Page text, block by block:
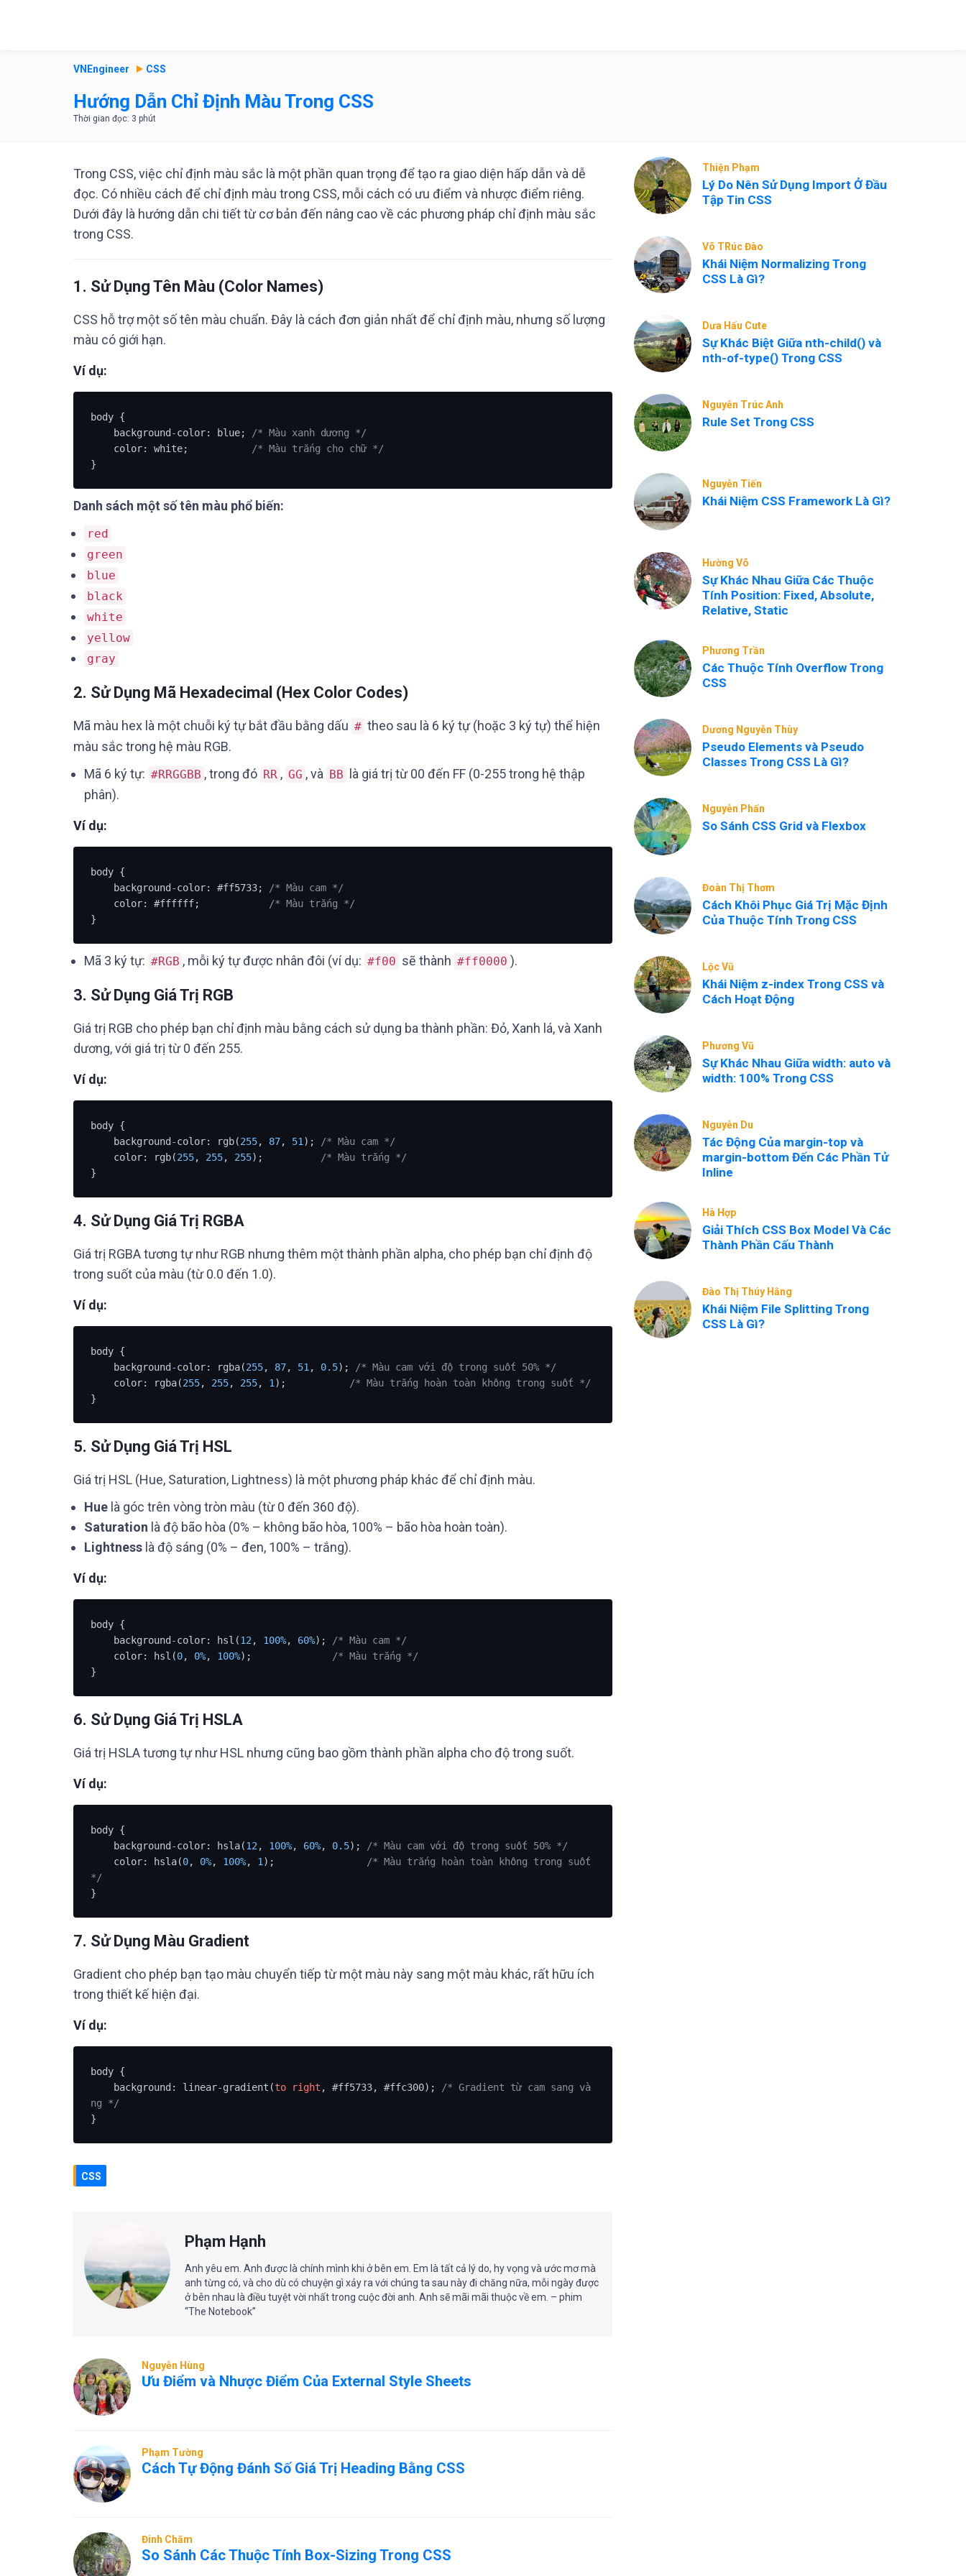
VNEngineer CSS
Hướng Dẫn Chỉ Định Màu Trong CSS
Trong CSS, việc chỉ định màu sắc là một phần quan trọng để tạo ra giao diện hấp dẫn và dễ
đọc. Có nhiều cách để chỉ định màu trong CSS, mỗi cách có ưu điểm và nhược điểm riêng.
Dưới đây là hướng dẫn chi tiết từ cơ bản đến nâng cao về các phương pháp chỉ định màu sắc
trong CSS.
1. Sử Dụng Tên Màu (Color Names)
CSS hỗ trợ một số tên màu chuẩn. Đây là cách đơn giản nhất để chỉ định màu, nhưng số lượng
màu có giới hạn.
Ví dụ:
body {
    background
-color: blue;
/* Màu xanh dương */
    color: white;
/* Màu trắng cho chữ */
}
Danh sách một số tên màu phổ biến:
red
green
blue
black
white
yellow
gray
2. Sử Dụng Mã Hexadecimal (Hex Color Codes)
Mã màu hex là một chuỗi ký tự bắt đầu bằng dấu # theo sau là 6 ký tự (hoặc 3 ký tự) thể hiện
màu sắc trong hệ màu RGB.
Mã 6 ký tự: #RRGGBB , trong đó RR , GG , và BB
là giá trị từ 00 đến FF (0-255 trong hệ thập
phân).
Ví dụ:
body {
    background
-color: #ff5733;
/* Màu cam */
    color: #ffffff;
/* Màu trắng */
}
Mã 3 ký tự: #RGB , mỗi ký tự được nhân đôi (ví dụ: #f00 sẽ thành #ff0000 ).
3. Sử Dụng Giá Trị RGB
Giá trị RGB cho phép bạn chỉ định màu bằng cách sử dụng ba thành phần: Đỏ, Xanh lá, và Xanh
dương, với giá trị từ 0 đến 255.
Ví dụ:
body {
    background
-color: rgb(255, 87, 51 );
/* Màu cam */
    color: rgb(
255, 255, 255);
/* Màu trắng */
}
4. Sử Dụng Giá Trị RGBA
Giá trị RGBA tương tự như RGB nhưng thêm một thành phần alpha, cho phép bạn chỉ định độ
trong suốt của màu (từ 0.0 đến 1.0).
Ví dụ:
body {
    background
-color: rgba(255, 87, 51 , 0.5);
/* Màu cam với độ trong suốt 50% */
    color: rgba(
255, 255, 255, 1 );
/* Màu trắng hoàn toàn không trong suốt */
}
5. Sử Dụng Giá Trị HSL
Giá trị HSL (Hue, Saturation, Lightness) là một phương pháp khác để chỉ định màu.
Hue là góc trên vòng tròn màu (từ 0 đến 360 độ).
Saturation là độ bão hòa (0% – không bão hòa, 100% – bão hòa hoàn toàn).
Lightness là độ sáng (0% – đen, 100% – trắng).
Ví dụ:
body {
    background
-color: hsl(12 , 100%, 60%);
/* Màu cam */
    color: hsl(
0, 0%, 100%);
/* Màu trắng */
}
6. Sử Dụng Giá Trị HSLA
Giá trị HSLA tương tự như HSL nhưng cũng bao gồm thành phần alpha cho độ trong suốt.
Ví dụ:
body {
    background
-color: hsla(12 , 100%, 60%, 0.5);
/* Màu cam với độ trong suốt 50% */
    color: hsla(
0, 0%, 100%, 1 );
/* Màu trắng hoàn toàn không trong suốt
*/
}
7. Sử Dụng Màu Gradient
Gradient cho phép bạn tạo màu chuyển tiếp từ một màu này sang một màu khác, rất hữu ích
trong thiết kế hiện đại.
Ví dụ:
body {
    background: linear
-gradient(to right , #ff5733, #ffc300);
/* Gradient từ cam sang và
ng */
}
CSS
Phạm Hạnh
Anh yêu em. Anh được là chính mình khi ở bên em. Em là tất cả lý do, hy vọng và ước mơ mà
anh từng có, và cho dù có chuyện gì xảy ra với chúng ta sau này đi chăng nữa, mỗi ngày được
ở bên nhau là điều tuyệt vời nhất trong cuộc đời anh. Anh sẽ mãi mãi thuộc về em. – phim
“The Notebook”
Nguyễn Hùng
Ưu Điểm và Nhược Điểm Của External Style Sheets
Phạm Tường
Cách Tự Động Đánh Số Giá Trị Heading Bằng CSS
Đinh Chăm
So Sánh Các Thuộc Tính Box-Sizing Trong CSS
Thiện Phạm
Lý Do Nên Sử Dụng Import Ở Đầu
Tập Tin CSS
Võ TRúc Đào
Khái Niệm Normalizing Trong
CSS Là Gì?
Dưa Hấu Cute
Sự Khác Biệt Giữa nth-child() và
nth-of-type() Trong CSS
Nguyễn Trúc Anh
Rule Set Trong CSS
Nguyễn Tiến
Khái Niệm CSS Framework Là Gì?
Hường Võ
Sự Khác Nhau Giữa Các Thuộc
Tính Position: Fixed, Absolute,
Relative, Static
Phương Trần
Các Thuộc Tính Overflow Trong
CSS
Dương Nguyễn Thùy
Pseudo Elements và Pseudo
Classes Trong CSS Là Gì?
Nguyễn Phấn
So Sánh CSS Grid và Flexbox
Đoàn Thị Thơm
Cách Khôi Phục Giá Trị Mặc Định
Của Thuộc Tính Trong CSS
Lộc Vũ
Khái Niệm z-index Trong CSS và
Cách Hoạt Động
Phương Vũ
Sự Khác Nhau Giữa width: auto và
width: 100% Trong CSS
Nguyễn Du
Tác Động Của margin-top và
margin-bottom Đến Các Phần Tử
Inline
Hà Hợp
Giải Thích CSS Box Model Và Các
Thành Phần Cấu Thành
Đào Thị Thúy Hằng
Khái Niệm File Splitting Trong
CSS Là Gì?